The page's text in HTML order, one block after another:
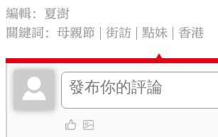
編輯：夏澍
關鍵詞：母親節 街訪 點妹 香港